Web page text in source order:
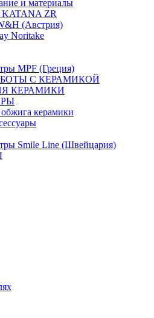
и материалы
KATANA ZR
(Австрия)
Noritake
MPF (Греция)
С КЕРАМИКОЙ
КЕРАМИКИ
керамики
Smile Line (Швейцария)